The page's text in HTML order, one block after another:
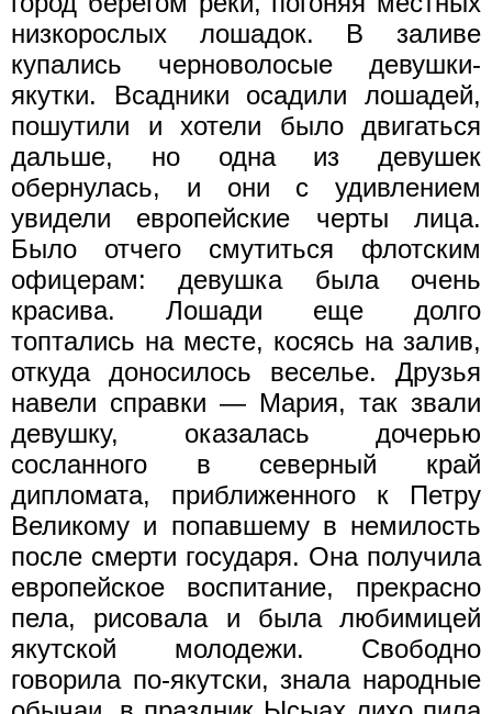
низкорослых лошадок. В заливе
купались черноволосые девушки-
якутки. Всадники осадили лошадей,
пошутили и хотели было двигаться
дальше, но одна из девушек
обернулась, и они с удивлением
увидели европейские черты лица.
Было отчего смутиться флотским
офицерам: девушка была очень
красива. Лошади еще долго
топтались на месте, косясь на залив,
откуда доносилось веселье. Друзья
навели справки — Мария, так звали
девушку, оказалась дочерью
сосланного в северный край
дипломата, приближенного к Петру
Великому и попавшему в немилость
после смерти государя. Она получила
европейское воспитание, прекрасно
пела, рисовала и была любимицей
якутской молодежи. Свободно
говорила по-якутски, знала народные